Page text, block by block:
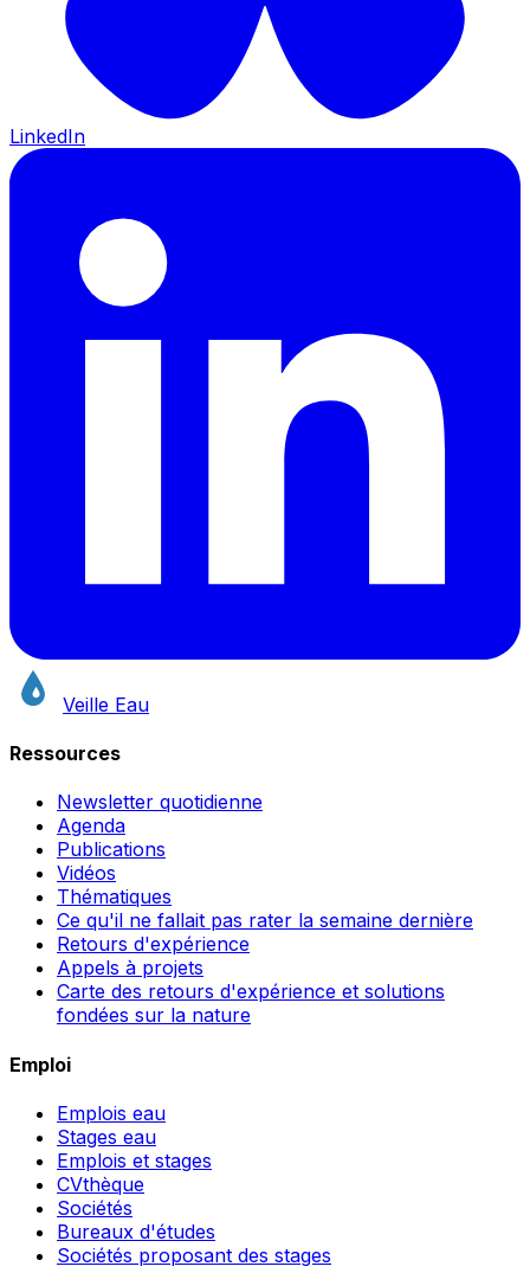
LinkedIn
Veille Eau
Ressources
Newsletter quotidienne
Agenda
Publications
Vidéos
Thématiques
Ce qu'il ne fallait pas rater la semaine dernière
Retours d'expérience
Appels à projets
Carte des retours d'expérience et solutions
fondées sur la nature
Emploi
Emplois eau
Stages eau
Emplois et stages
CVthèque
Sociétés
Bureaux d'études
Sociétés proposant des stages